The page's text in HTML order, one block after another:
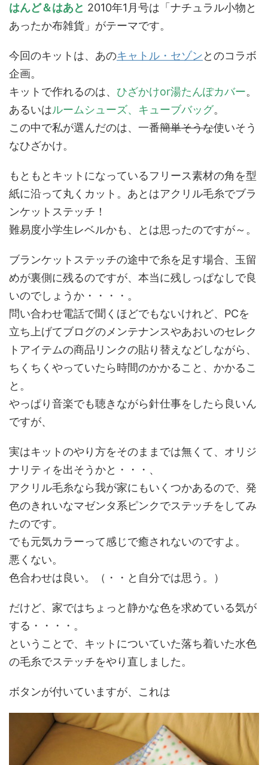
はんど＆はあと 2010年1月号は「ナチュラル小物と
あったか布雑貨」がテーマです。
今回のキットは、あのキャトル・セゾンとのコラボ
企画。
キットで作れるのは、 ひざかけor湯たんぽカバー。
あるいはルームシューズ、キューブバッグ。
この中で私が選んだのは、一番簡単そうな使いそう
なひざかけ。
もともとキットになっているフリース素材の角を型
紙に沿って丸くカット。あとはアクリル毛糸でブラ
ンケットステッチ！
難易度小学生レベルかも、とは思ったのですが～。
ブランケットステッチの途中で糸を足す場合、玉留
めが裏側に残るのですが、本当に残しっぱなしで良
いのでしょうか・・・・。
問い合わせ電話で聞くほどでもないけれど、PCを
立ち上げてブログのメンテナンスやあおいのセレク
トアイテムの商品リンクの貼り替えなどしながら、
ちくちくやっていたら時間のかかること、かかるこ
と。
やっぱり音楽でも聴きながら針仕事をしたら良いん
ですが、
実はキットのやり方をそのままでは無くて、オリジ
ナリティを出そうかと・・・、
アクリル毛糸なら我が家にもいくつかあるので、発
色のきれいなマゼンタ系ピンクでステッチをしてみ
たのです。
でも元気カラーって感じで癒されないのですよ。
悪くない。
色合わせは良い。（・・と自分では思う。）
だけど、家ではちょっと静かな色を求めている気が
する・・・・。
ということで、キットについていた落ち着いた水色
の毛糸でステッチをやり直しました。
ボタンが付いていますが、これは